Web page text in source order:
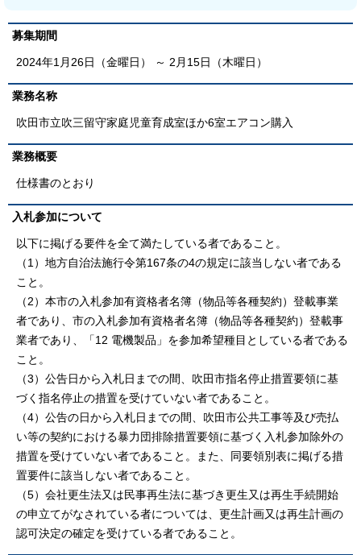
募集期間
2024年1月26日（金曜日） ～ 2月15日（木曜日）
業務名称
吹田市立吹三留守家庭児童育成室ほか6室エアコン購入
業務概要
仕様書のとおり
入札参加について
以下に掲げる要件を全て満たしている者であること。
（1）地方自治法施行令第167条の4の規定に該当しない者である
こと。
（2）本市の入札参加有資格者名簿（物品等各種契約）登載事業
者であり、市の入札参加有資格者名簿（物品等各種契約）登載事
業者であり、「12 電機製品」を参加希望種目としている者である
こと。
（3）公告日から入札日までの間、吹田市指名停止措置要領に基
づく指名停止の措置を受けていない者であること。
（4）公告の日から入札日までの間、吹田市公共工事等及び売払
い等の契約における暴力団排除措置要領に基づく入札参加除外の
措置を受けていない者であること。また、同要領別表に掲げる措
置要件に該当しない者であること。
（5）会社更生法又は民事再生法に基づき更生又は再生手続開始
の申立てがなされている者については、更生計画又は再生計画の
認可決定の確定を受けている者であること。